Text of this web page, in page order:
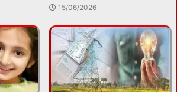
15/06/2026